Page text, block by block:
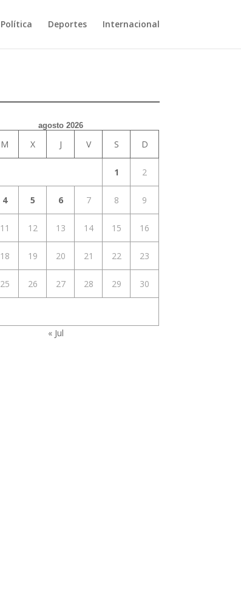
Política Deportes Internacional
agosto 2026
M X J V S D
1 2
4 5 6 7 8 9
11 12 13 14 15 16
18 19 20 21 22 23
25 26 27 28 29 30
« Jul